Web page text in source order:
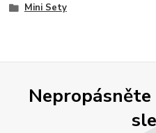
Mini Sety
Nepropásněte